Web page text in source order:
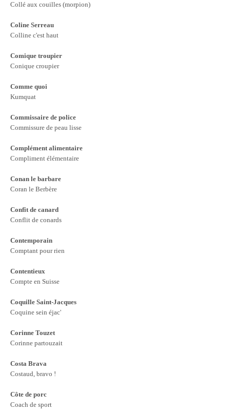
Collé aux couilles (morpion)
Coline Serreau
Colline c'est haut
Comique troupier
Conique croupier
Comme quoi
Kumquat
Commissaire de police
Commissure de peau lisse
Complément alimentaire
Compliment élémentaire
Conan le barbare
Coran le Berbère
Confit de canard
Conflit de conards
Contemporain
Comptant pour rien
Contentieux
Compte en Suisse
Coquille Saint-Jacques
Coquine sein éjac'
Corinne Touzet
Corinne partouzait
Costa Brava
Costaud, bravo !
Côte de porc
Coach de sport